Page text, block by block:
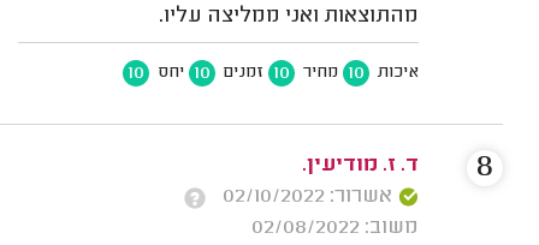
מהתוצאות ואני ממליצה עליו.
איכות 10 מחיר 10 זמנים 10 יחס 10
ד. ז. מודיעין.
אשרור: 02/10/2022
משוב: 02/08/2022
8